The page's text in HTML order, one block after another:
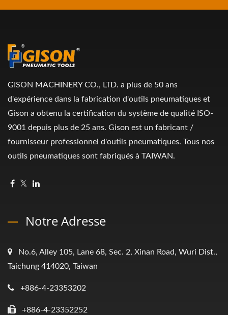
GISON MACHINERY CO., LTD. a plus de 50 ans
d'expérience dans la fabrication d'outils pneumatiques et
Gison a obtenu la certification du système de qualité ISO-
9001 depuis plus de 25 ans. Gison est un fabricant /
fournisseur professionnel d'outils pneumatiques. Tous nos
outils pneumatiques sont fabriqués à TAIWAN.
Notre Adresse
No.6, Alley 105, Lane 68, Sec. 2, Xinan Road, Wuri Dist.,
Taichung 414020, Taiwan
+886-4-23353202
+886-4-23352252